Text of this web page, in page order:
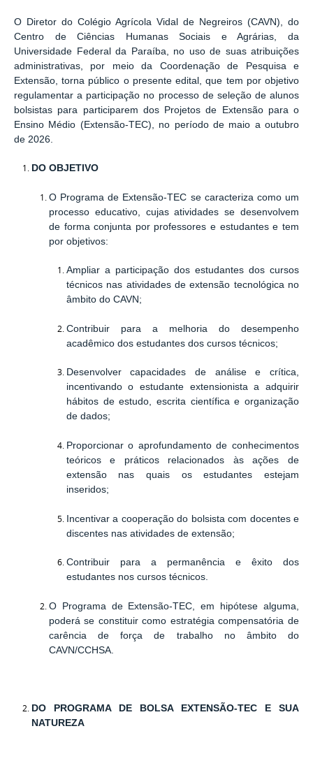
O Diretor do Colégio Agrícola Vidal de Negreiros (CAVN), do
Centro de Ciências Humanas Sociais e Agrárias, da
Universidade Federal da Paraíba, no uso de suas atribuições
administrativas, por meio da Coordenação de Pesquisa e
Extensão, torna público o presente edital, que tem por objetivo
regulamentar a participação no processo de seleção de alunos
bolsistas para participarem dos Projetos de Extensão para o
Ensino Médio (Extensão-TEC), no período de maio a outubro
de 2026.
DO OBJETIVO
O Programa de Extensão-TEC se caracteriza como um
processo educativo, cujas atividades se desenvolvem
de forma conjunta por professores e estudantes e tem
por objetivos:
Ampliar a participação dos estudantes dos cursos
técnicos nas atividades de extensão tecnológica no
âmbito do CAVN;
Contribuir para a melhoria do desempenho
acadêmico dos estudantes dos cursos técnicos;
Desenvolver capacidades de análise e crítica,
incentivando o estudante extensionista a adquirir
hábitos de estudo, escrita científica e organização
de dados;
Proporcionar o aprofundamento de conhecimentos
teóricos e práticos relacionados às ações de
extensão nas quais os estudantes estejam
inseridos;
Incentivar a cooperação do bolsista com docentes e
discentes nas atividades de extensão;
Contribuir para a permanência e êxito dos
estudantes nos cursos técnicos.
O Programa de Extensão-TEC, em hipótese alguma,
poderá se constituir como estratégia compensatória de
carência de força de trabalho no âmbito do
CAVN/CCHSA.
DO PROGRAMA DE BOLSA EXTENSÃO-TEC E SUA
NATUREZA